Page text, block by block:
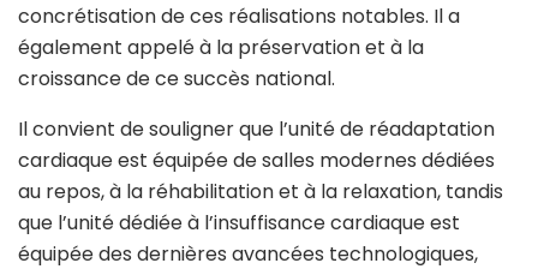
concrétisation de ces réalisations notables. Il a
également appelé à la préservation et à la
croissance de ce succès national.
Il convient de souligner que l’unité de réadaptation
cardiaque est équipée de salles modernes dédiées
au repos, à la réhabilitation et à la relaxation, tandis
que l’unité dédiée à l’insuffisance cardiaque est
équipée des dernières avancées technologiques,